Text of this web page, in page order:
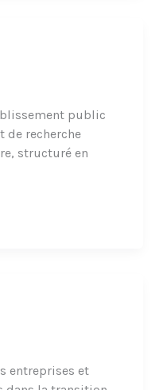
public
de recherche
structuré en
entreprises et